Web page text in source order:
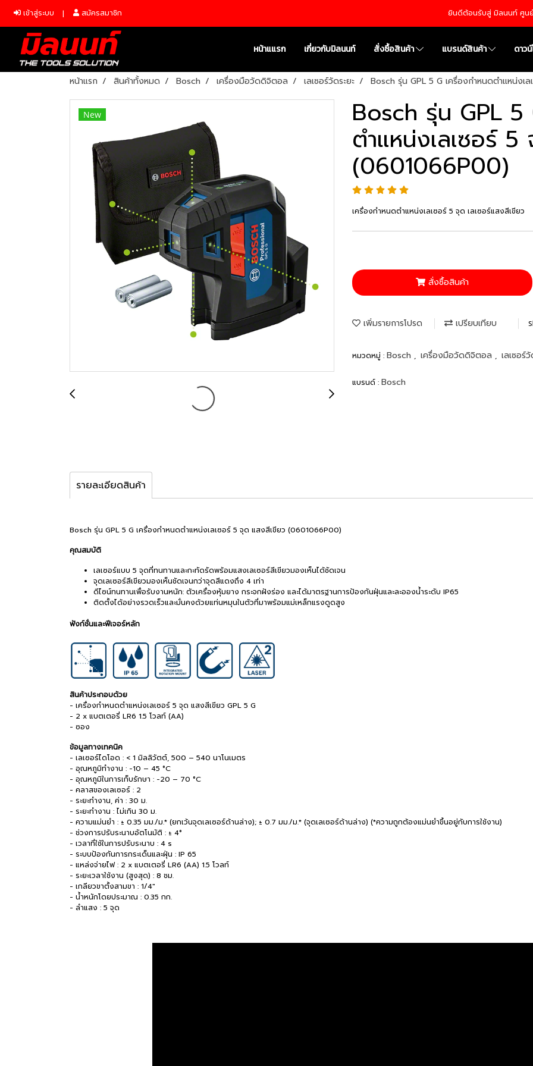
เข้าสู่ระบบ สมัครสมาชิก ยินดีต้อนรับสู่ มิลนนท์ ศูน
หน้าแแรก เกี่ยวกับมิลนนท์ สั่งซื้อสินค้า แบรนด์สินค้า ดาว
หน้าแรก สินค้าทั้งหมด Bosch เครื่องมือวัดดิจิตอล เลเซอร์วัดระยะ Bosch รุ่น GPL 5 G เครื่องกำหนดตำแหน่ง
New Bosch รุ่น GPL 5
ตำแหน่งเลเซอร์
(0601066P00)
เครื่องกำหนดตำแหน่งเลเซอร์ 5 จุด เลเซอร์แสงสีเขียว
สั่งซื้อสินค้า
เพิ่มรายการโปรด เปรียบเทียบ
หมวดหมู่ : Bosch , เครื่องมือวัดดิจิตอล , เลเซอร์
แบรนด์ : Bosch
รายละเอียดสินค้า
Bosch รุ่น GPL 5 G เครื่องกำหนดตำแหน่งเลเซอร์ 5 จุด แสงสีเขียว (0601066P00)
คุณสมบัติ
เลเซอร์แบบ 5 จุดที่ทนทานและกะทัดรัดพร้อมแสงเลเซอร์สีเขียวมองเห็นได้ชัดเจน
จุดเลเซอร์สีเขียวมองเห็นชัดเจนกว่าจุดสีแดงถึง 4 เท่า
ดีไซน์ทนทานเพื่อรับงานหนัก: ตัวเครื่องหุ้มยาง กระจกฝังร่อง และได้มาตรฐานการป้องกันฝุ่นและละอองน้ำระดับ IP65
ติดตั้งได้อย่างรวดเร็วและมั่นคงด้วยแท่นหมุนในตัวที่มาพร้อมแม่เหล็กแรงดูดสูง
ฟังก์ชั่นและฟีเจอร์หลัก
สินค้าประกอบด้วย
- เครื่องกำหนดตำแหน่งเลเซอร์ 5 จุด แสงสีเขียว GPL 5 G
- 2 x แบตเตอรี่ LR6 1.5 โวลท์ (AA)
- ซอง
ข้อมูลทางเทคนิค
- เลเซอร์ไดโอด : < 1 มิลลิวัตต์, 500 – 540 นาโนเมตร
- อุณหภูมิทำงาน : -10 – 45 °C
- อุณหภูมิในการเก็บรักษา : -20 – 70 °C
- คลาสของเลเซอร์ : 2
- ระยะทำงาน, ค่า : 30 ม.
- ระยะทำงาน : ไม่เกิน 30 ม.
- ความแม่นยำ : ± 0.35 มม./ม.* (ยกเว้นจุดเลเซอร์ด้านล่าง); ± 0.7 มม./ม.* (จุดเลเซอร์ด้านล่าง) (*ความถูกต้องแม่นยำขึ้นอยู่กับการใช้งาน)
- ช่วงการปรับระนาบอัตโนมัติ : ± 4°
- เวลาที่ใช้ในการปรับระนาบ : 4 s
- ระบบป้องกันการกระเด็นและฝุ่น : IP 65
- แหล่งจ่ายไฟ : 2 x แบตเตอรี่ LR6 (AA) 1.5 โวลท์
- ระยะเวลาใช้งาน (สูงสุด) : 8 ชม.
- เกลียวขาตั้งสามขา : 1/4"
- น้ำหนักโดยประมาณ : 0.35 กก.
- ลำแสง : 5 จุด